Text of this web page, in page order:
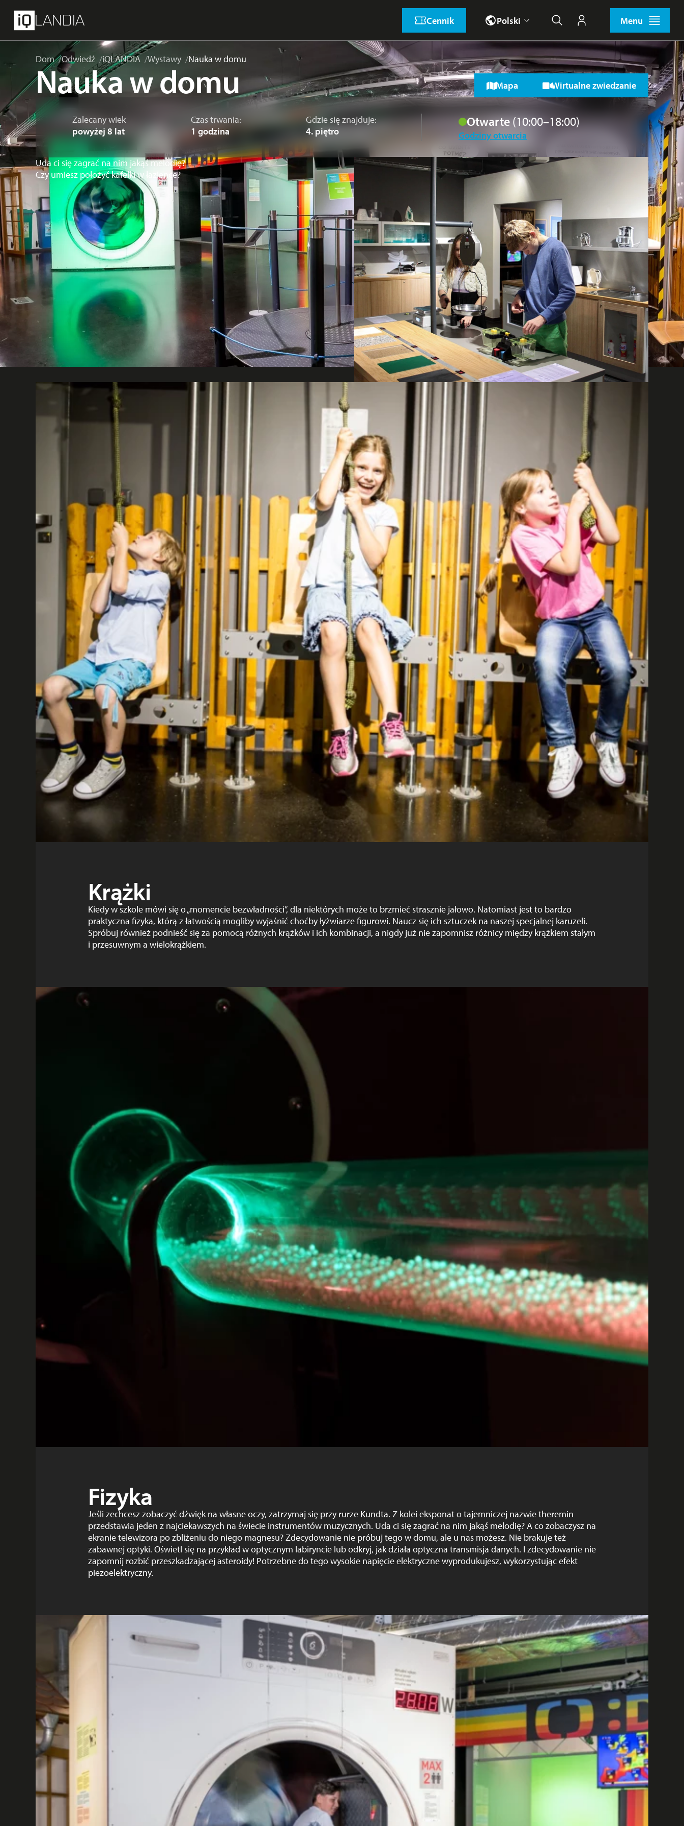
LANDIA Cennik Polski Wyszukiwanie
Moje konto Menu
Dom Odwiedź iQLANDIA Wystawy Nauka w domu
Nauka w domu Mapa Wirtualne zwiedzanie
Zalecany wiek
powyżej 8 lat
Czas trwania:
1 godzina
Gdzie się znajduje:
4. piętro
Otwarte(10:00–18:00)
Godziny otwarcia
Uda ci się zagrać na nim jakąś melodię?
Czy umiesz położyć kafelki w łazience?
Krążki
Kiedy w szkole mówi się o „momencie bezwładności”, dla niektórych może to brzmieć strasznie jałowo. Natomiast jest to bardzo
praktyczna fizyka, którą z łatwością mogliby wyjaśnić choćby łyżwiarze figurowi. Naucz się ich sztuczek na naszej specjalnej karuzeli.
Spróbuj również podnieść się za pomocą różnych krążków i ich kombinacji, a nigdy już nie zapomnisz różnicy między krążkiem stałym
i przesuwnym a wielokrążkiem.
Fizyka
Jeśli zechcesz zobaczyć dźwięk na własne oczy, zatrzymaj się przy rurze Kundta. Z kolei eksponat o tajemniczej nazwie theremin
przedstawia jeden z najciekawszych na świecie instrumentów muzycznych. Uda ci się zagrać na nim jakąś melodię? A co zobaczysz na
ekranie telewizora po zbliżeniu do niego magnesu? Zdecydowanie nie próbuj tego w domu, ale u nas możesz. Nie brakuje też
zabawnej optyki. Oświetl się na przykład w optycznym labiryncie lub odkryj, jak działa optyczna transmisja danych. I zdecydowanie nie
zapomnij rozbić przeszkadzającej asteroidy! Potrzebne do tego wysokie napięcie elektryczne wyprodukujesz, wykorzystując efekt
piezoelektryczny.